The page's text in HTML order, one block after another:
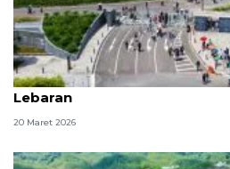
OIKN siagakan 25
Lebaran
20 Maret 2026